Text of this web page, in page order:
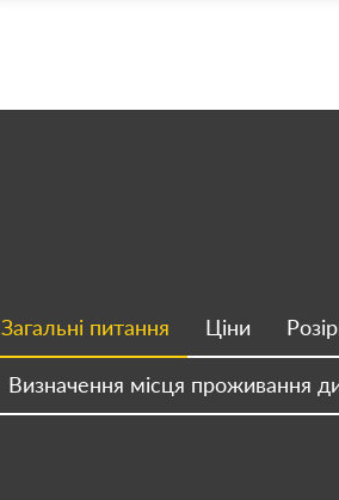
Загальні питання Ціни
Визначення місця проживання